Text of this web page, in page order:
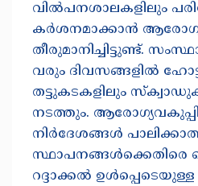
വിൽപനശാലകളിലും
കർശനമാക്കാൻ
തീരുമാനിച്ചിട്ടുണ്ട്.
വരും ദിവസങ്ങളിൽ
തട്ടുകടകളിലും
നടത്തും.
നിർദേശങ്ങൾ
റദ്ദാക്കൽ